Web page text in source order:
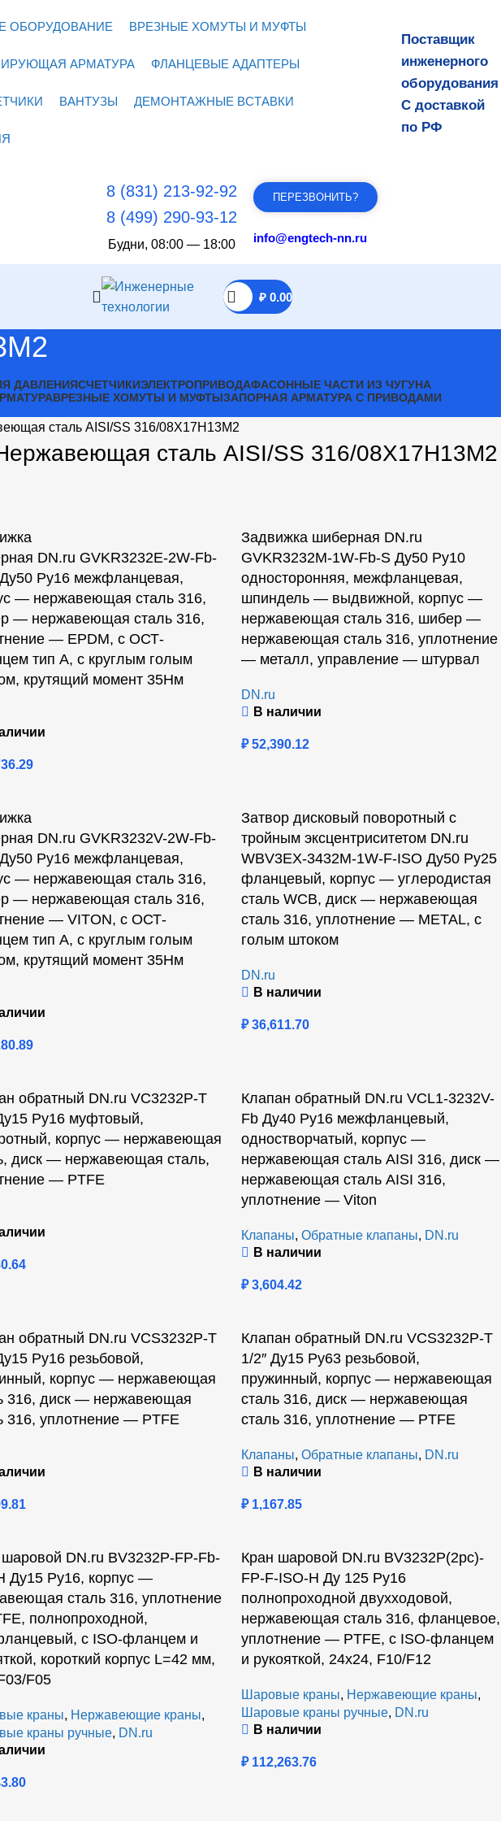
ОБОРУДОВАНИЕ ВРЕЗНЫЕ ХОМУТЫ И МУФТЫ
АРМАТУРА ФЛАНЦЕВЫЕ АДАПТЕРЫ
ВАНТУЗЫ ДЕМОНТАЖНЫЕ ВСТАВКИ
Поставщик
инженерного
оборудования
С доставкой
по РФ
8 (831) 213-92-92
8 (499) 290-93-12
Будни, 08:00 — 18:00
ПЕРЕЗВОНИТЬ?
info@engtech-nn.ru
₽0.00
ДАВЛЕНИЯСЧЕТЧИКИЭЛЕКТРОПРИВОДАФАСОННЫЕ ЧАСТИ ИЗ ЧУГУНА
ВРЕЗНЫЕ ХОМУТЫ И МУФТЫЗАПОРНАЯ АРМАТУРА С ПРИВОДАМИ
сталь AISI/SS 316/08Х17Н13М2
сталь AISI/SS 316/08Х17Н13М2
DN.ru GVKR3232E-2W-Fb-
Ру16 межфланцевая,
— нержавеющая сталь 316,
— нержавеющая сталь 316,
— EPDM, с ОСТ-
тип А, с круглым голым
крутящий момент 35Нм
Задвижка шиберная DN.ru
GVKR3232M-1W-Fb-S Ду50 Ру10
односторонняя, межфланцевая,
шпиндель — выдвижной, корпус —
нержавеющая сталь 316, шибер —
нержавеющая сталь 316, уплотнение
— металл, управление — штурвал
DN.ru
В наличии
₽52,390.12
DN.ru GVKR3232V-2W-Fb-
Ру16 межфланцевая,
— нержавеющая сталь 316,
— нержавеющая сталь 316,
— VITON, с ОСТ-
тип А, с круглым голым
крутящий момент 35Нм
Затвор дисковый поворотный с
тройным эксцентриситетом DN.ru
WBV3EX-3432M-1W-F-ISO Ду50 Ру25
фланцевый, корпус — углеродистая
сталь WCB, диск — нержавеющая
сталь 316, уплотнение — METAL, с
голым штоком
DN.ru
В наличии
₽36,611.70
обратный DN.ru VC3232P-T
Ру16 муфтовый,
корпус — нержавеющая
диск — нержавеющая сталь,
— PTFE
Клапан обратный DN.ru VCL1-3232V-
Fb Ду40 Ру16 межфланцевый,
одностворчатый, корпус —
нержавеющая сталь AISI 316, диск —
нержавеющая сталь AISI 316,
уплотнение — Viton
Клапаны, Обратные клапаны, DN.ru
В наличии
₽3,604.42
обратный DN.ru VCS3232P-T
Ру16 резьбовой,
корпус — нержавеющая
316, диск — нержавеющая
316, уплотнение — PTFE
Клапан обратный DN.ru VCS3232P-T
1/2″ Ду15 Ру63 резьбовой,
пружинный, корпус — нержавеющая
сталь 316, диск — нержавеющая
сталь 316, уплотнение — PTFE
Клапаны, Обратные клапаны, DN.ru
В наличии
₽1,167.85
DN.ru BV3232P-FP-Fb-
Ду15 Ру16, корпус —
сталь 316, уплотнение
полнопроходной,
с ISO-фланцем и
короткий корпус L=42 мм,
F05
краны, Нержавеющие краны,
краны ручные, DN.ru
Кран шаровой DN.ru BV3232P(2pc)-
FP-F-ISO-H Ду 125 Ру16
полнопроходной двухходовой,
нержавеющая сталь 316, фланцевое,
уплотнение — PTFE, с ISO-фланцем
и рукояткой, 24х24, F10/F12
Шаровые краны, Нержавеющие краны,
Шаровые краны ручные, DN.ru
В наличии
₽112,263.76